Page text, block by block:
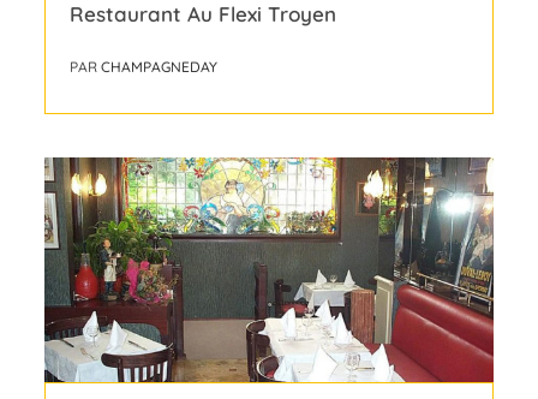
Restaurant Au Flexi Troyen
PAR CHAMPAGNEDAY